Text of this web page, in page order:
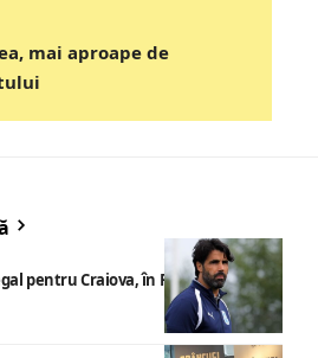
mai aproape de
pentru Craiova, în Finlanda